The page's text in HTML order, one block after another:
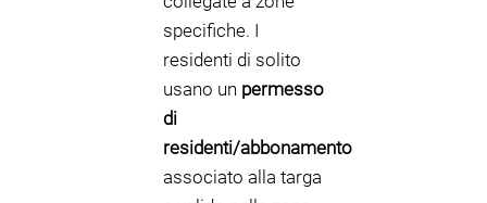
specifiche. I
residenti di solito
usano un permesso
di
residenti/abbonamento
associato alla targa